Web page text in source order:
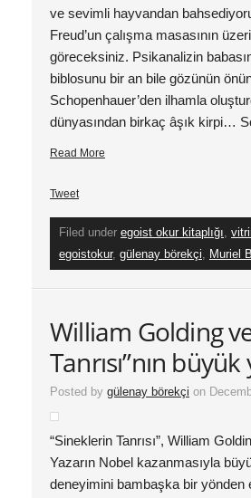
ve sevimli hayvandan
Freud’un çalışma masasının
göreceksiniz. Psikanalizin
biblosunu bir an bile gözünün
Schopenhauer’den ilhamla
dünyasından birkaç âşık kirpi…
Read More
Tweet
Filed under egoist okur kitaplığı,
egoistokur, gülenay börekçi, Muriel
William Golding
Tanrısı”nın büyük
Posted by gülenay börekçi on
“Sineklerin Tanrısı”, William
Yazarın Nobel kazanmasıyla
deneyimini bambaşka bir yönden